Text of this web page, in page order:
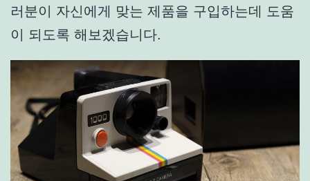
러분이 자신에게 맞는 제품을 구입하는데 도움
이 되도록 해보겠습니다.